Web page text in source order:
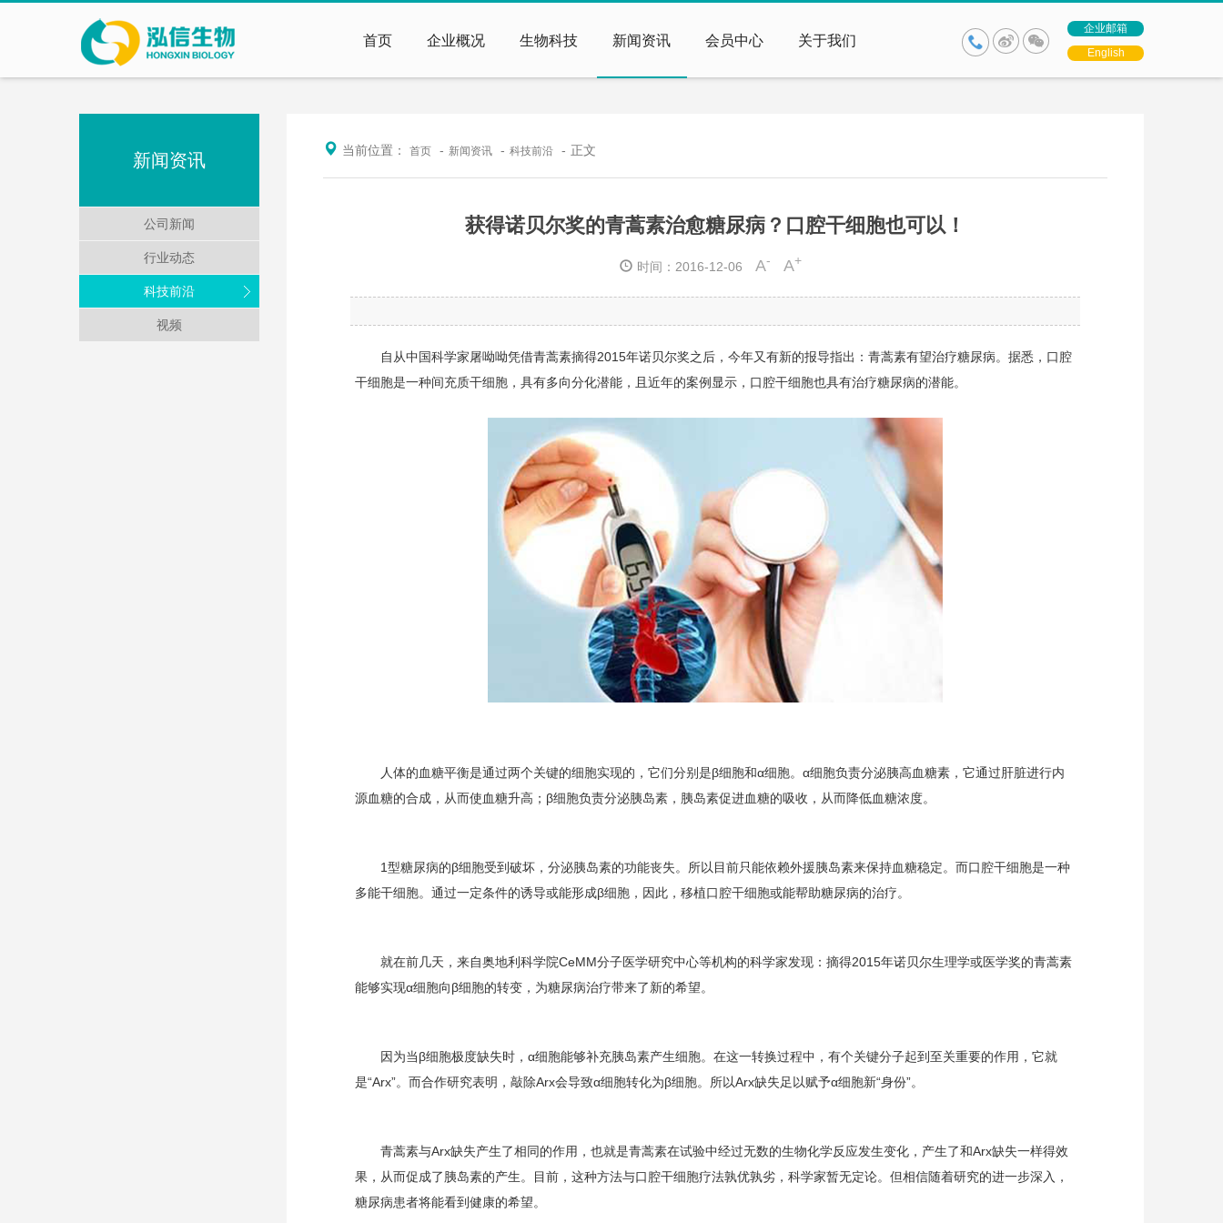
首页 企业概况 生物科技 新闻资讯 会员中心 关于我们
企业邮箱
English
新闻资讯
公司新闻
行业动态
科技前沿
视频
当前位置： 首页 新闻资讯 科技前沿 正文
获得诺贝尔奖的青蒿素治愈糖尿病？口腔干细胞也可以！
时间：2016-12-06 A- A+
自从中国科学家屠呦呦凭借青蒿素摘得2015年诺贝尔奖之后，今年又有新的报导指出：青蒿素有望治疗糖尿病。据悉，口腔
干细胞是一种间充质干细胞，具有多向分化潜能，且近年的案例显示，口腔干细胞也具有治疗糖尿病的潜能。
人体的血糖平衡是通过两个关键的细胞实现的，它们分别是β细胞和α细胞。α细胞负责分泌胰高血糖素，它通过肝脏进行内
源血糖的合成，从而使血糖升高；β细胞负责分泌胰岛素，胰岛素促进血糖的吸收，从而降低血糖浓度。
1型糖尿病的β细胞受到破坏，分泌胰岛素的功能丧失。所以目前只能依赖外援胰岛素来保持血糖稳定。而口腔干细胞是一种
多能干细胞。通过一定条件的诱导或能形成β细胞，因此，移植口腔干细胞或能帮助糖尿病的治疗。
就在前几天，来自奥地利科学院CeMM分子医学研究中心等机构的科学家发现：摘得2015年诺贝尔生理学或医学奖的青蒿素
能够实现α细胞向β细胞的转变，为糖尿病治疗带来了新的希望。
因为当β细胞极度缺失时，α细胞能够补充胰岛素产生细胞。在这一转换过程中，有个关键分子起到至关重要的作用，它就
是“Arx”。而合作研究表明，敲除Arx会导致α细胞转化为β细胞。所以Arx缺失足以赋予α细胞新“身份”。
青蒿素与Arx缺失产生了相同的作用，也就是青蒿素在试验中经过无数的生物化学反应发生变化，产生了和Arx缺失一样得效
果，从而促成了胰岛素的产生。目前，这种方法与口腔干细胞疗法孰优孰劣，科学家暂无定论。但相信随着研究的进一步深入，
糖尿病患者将能看到健康的希望。